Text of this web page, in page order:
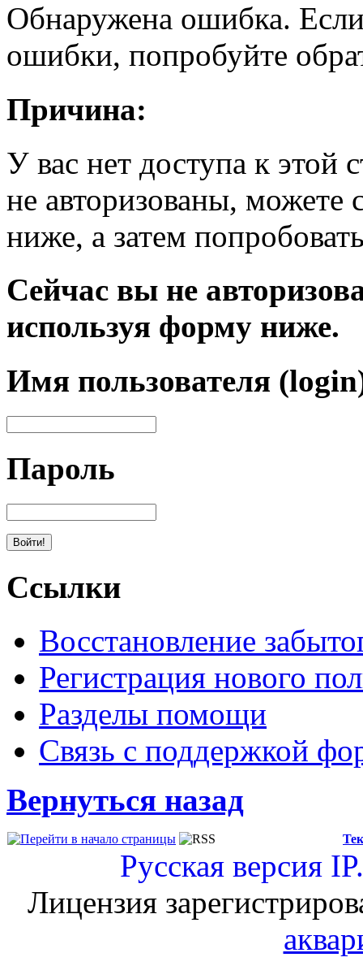
Обнаружена ошибка.
ошибки, попробуйте
Причина:
У вас нет доступа к
не авторизованы, можете
ниже, а затем
Сейчас вы не
используя форму ниже.
Имя пользователя
Пароль
Ссылки
Восстановление
Регистрация нового
Разделы помощи
Связь с поддержкой
Вернуться назад
Русская версия
Лицензия